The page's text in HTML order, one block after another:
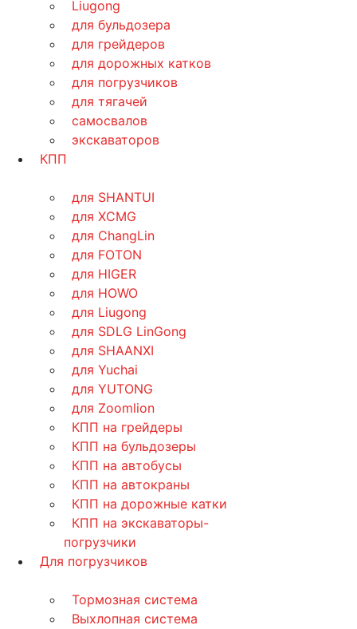
Liugong
для бульдозера
для грейдеров
для дорожных катков
для погрузчиков
для тягачей
самосвалов
экскаваторов
КПП
для SHANTUI
для XCMG
для ChangLin
для FOTON
для HIGER
для HOWO
для Liugong
для SDLG LinGong
для SHAANXI
для Yuchai
для YUTONG
для Zoomlion
КПП на грейдеры
КПП на бульдозеры
КПП на автобусы
КПП на автокраны
КПП на дорожные катки
КПП на экскаваторы-
погрузчики
Для погрузчиков
Тормозная система
Выхлопная система